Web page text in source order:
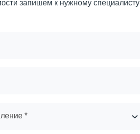
запишем к нужному специалисту
*